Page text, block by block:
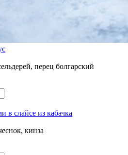
перец болгарский
в слайсе из кабачка
кинза